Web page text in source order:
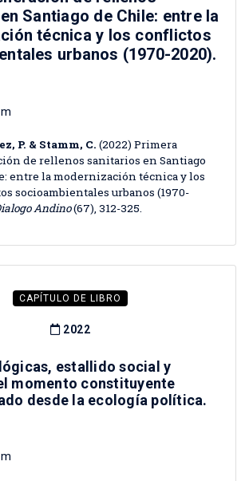
Santiago de Chile: entre la
técnica y los conflictos
urbanos (1970-2020).
P. & Stamm, C. (2022) Primera
de rellenos sanitarios en Santiago
entre la modernización técnica y los
socioambientales urbanos (1970-
Andino(67), 312-325.
CAPÍTULO DE LIBRO
2022
estallido social y
momento constituyente
desde la ecología política.